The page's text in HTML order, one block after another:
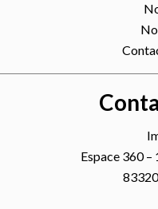
Espace 360 –
83320